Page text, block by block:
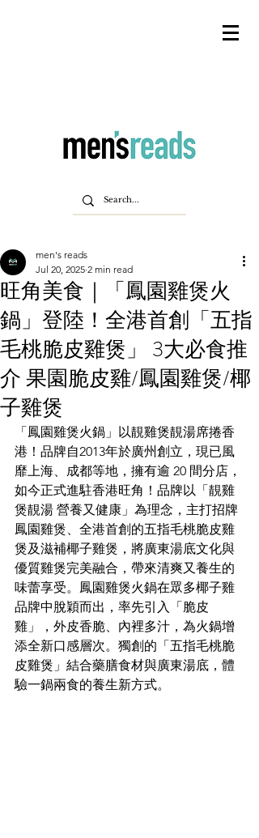
旺角美食｜「鳳園雞煲火
鍋」登陸！全港首創「五指
毛桃脆皮雞煲」 3大必食推
介 果園脆皮雞/鳳園雞煲/椰
子雞煲
men's reads
Jul 20, 2025 2 min read
「鳳園雞煲火鍋」以靚雞煲靚湯席捲香
港！品牌自2013年於廣州創立，現已風
靡上海、成都等地，擁有逾 20 間分店，
如今正式進駐香港旺角！品牌以「靚雞
煲靚湯 營養又健康」為理念，主打招牌
鳳園雞煲、全港首創的五指毛桃脆皮雞
煲及滋補椰子雞煲，將廣東湯底文化與
優質雞煲完美融合，帶來清爽又養生的
味蕾享受。鳳園雞煲火鍋在眾多椰子雞
品牌中脫穎而出，率先引入「脆皮
雞」，外皮香脆、內裡多汁，為火鍋增
添全新口感層次。獨創的「五指毛桃脆
皮雞煲」結合藥膳食材與廣東湯底，體
驗一鍋兩食的養生新方式。